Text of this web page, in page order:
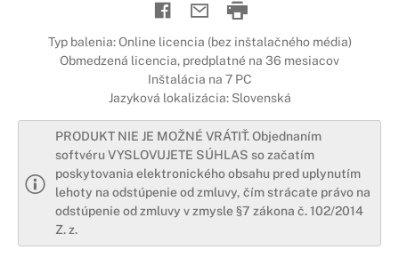
Typ balenia: Online licencia (bez inštalačného média)
Obmedzená licencia, predplatné na 36 mesiacov
Inštalácia na 7 PC
Jazyková lokalizácia: Slovenská
PRODUKT NIE JE MOŽNÉ VRÁTIŤ. Objednaním
softvéru VYSLOVUJETE SÚHLAS so začatím
poskytovania elektronického obsahu pred uplynutím
lehoty na odstúpenie od zmluvy, čím strácate právo na
odstúpenie od zmluvy v zmysle §7 zákona č. 102/2014
Z. z.